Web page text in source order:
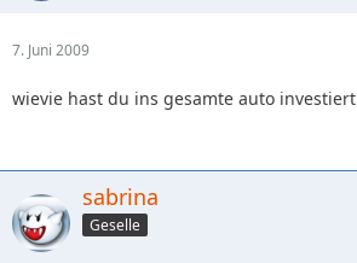
7. Juni 2009
wievie hast du ins gesamte auto investiert
sabrina
Geselle